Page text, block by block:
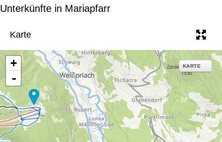
e
Unterkünfte in Mariapfarr
Karte
+
-
KARTE